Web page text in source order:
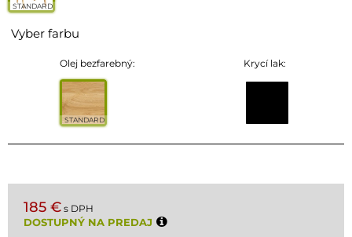
STANDARD
Vyber farbu
Olej bezfarebný:
STANDARD
Krycí lak:
185 € s DPH
DOSTUPNÝ NA PREDAJ